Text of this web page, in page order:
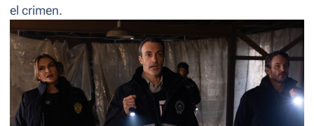
el crimen.